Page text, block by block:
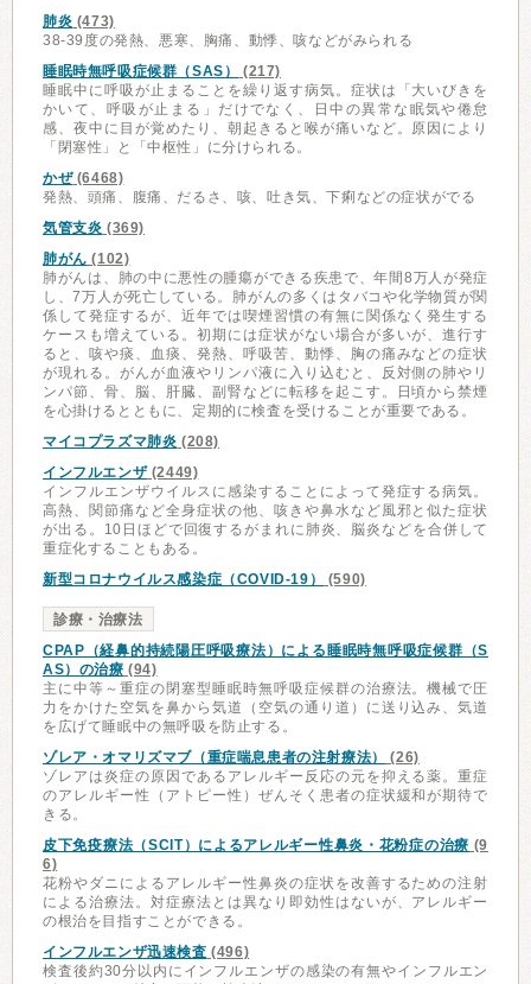
肺炎 (473)
38-39度の発熱、悪寒、胸痛、動悸、咳などがみられる
睡眠時無呼吸症候群（SAS）
(217)
睡眠中に呼吸が止まることを繰り返す病気。症状は「大いびきを
かいて、呼吸が止まる」だけでなく、日中の異常な眠気や倦怠
感、夜中に目が覚めたり、朝起きると喉が痛いなど。原因により
「閉塞性」と「中枢性」に分けられる。
かぜ(6468)
発熱、頭痛、腹痛、だるさ、咳、吐き気、下痢などの症状がでる
気管支炎 (369)
肺がん (102)
肺がんは、肺の中に悪性の腫瘍ができる疾患で、年間8万人が発症
し、7万人が死亡している。肺がんの多くはタバコや化学物質が関
係して発症するが、近年では喫煙習慣の有無に関係なく発生する
ケースも増えている。初期には症状がない場合が多いが、進行す
ると、咳や痰、血痰、発熱、呼吸苦、動悸、胸の痛みなどの症状
が現れる。がんが血液やリンパ液に入り込むと、反対側の肺やリ
ンパ節、骨、脳、肝臓、副腎などに転移を起こす。日頃から禁煙
を心掛けるとともに、定期的に検査を受けることが重要である。
マイコプラズマ肺炎 (208)
インフルエンザ(2449)
インフルエンザウイルスに感染することによって発症する病気。
高熱、関節痛など全身症状の他、咳きや鼻水など風邪と似た症状
が出る。10日ほどで回復するがまれに肺炎、脳炎などを合併して
重症化することもある。
新型コロナウイルス感染症（COVID-19）
(590)
診療・治療法
CPAP（経鼻的持続陽圧呼吸療法）による睡眠時無呼吸症候群（S
AS）の治療 (94)
主に中等～重症の閉塞型睡眠時無呼吸症候群の治療法。機械で圧
力をかけた空気を鼻から気道（空気の通り道）に送り込み、気道
を広げて睡眠中の無呼吸を防止する。
ゾレア・オマリズマブ（重症喘息患者の注射療法）
(26)
ゾレアは炎症の原因であるアレルギー反応の元を抑える薬。重症
のアレルギー性（アトピー性）ぜんそく患者の症状緩和が期待で
きる。
皮下免疫療法（SCIT）によるアレルギー性鼻炎・花粉症の治療 (9
6)
花粉やダニによるアレルギー性鼻炎の症状を改善するための注射
による治療法。対症療法とは異なり即効性はないが、アレルギー
の根治を目指すことができる。
インフルエンザ迅速検査 (496)
検査後約30分以内にインフルエンザの感染の有無やインフルエン